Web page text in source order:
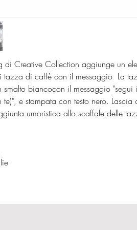
di Creative Collection aggiunge un
tazza di caffè con il messaggio La
smalto biancocon il messaggio "segui
e stampata con testo nero. Lascia
umoristica allo scaffale delle